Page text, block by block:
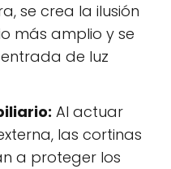
se crea la ilusión
más amplio y se
de luz
Al actuar
las cortinas
a proteger los